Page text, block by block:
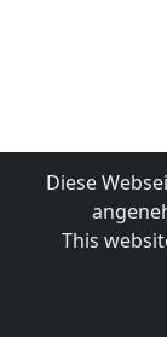
Diese
This